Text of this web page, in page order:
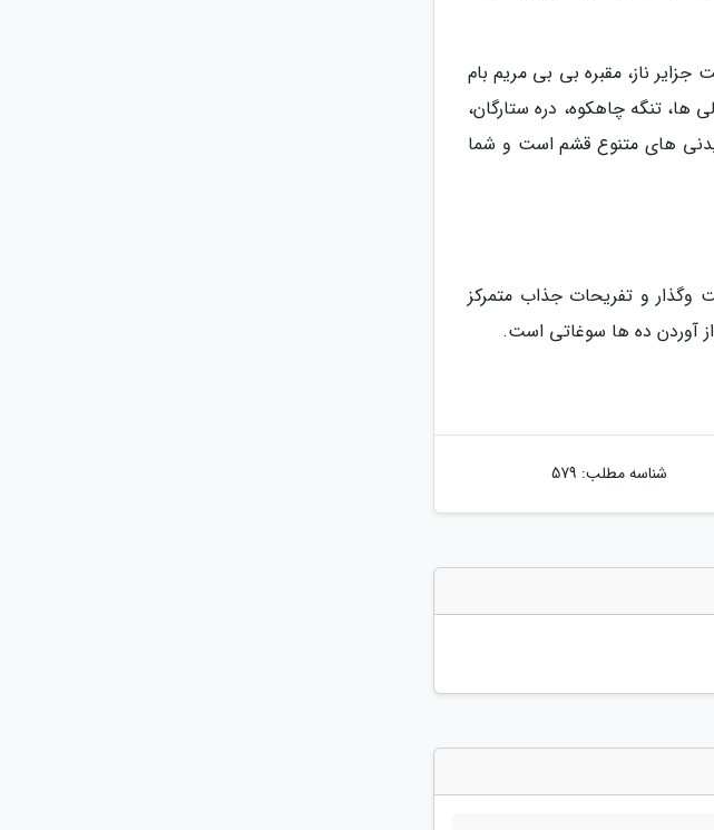
ناز، مقبره بی بی مریم بام
ها، تنگه چاهکوه، دره ستارگان،
های متنوع قشم است و شما
و تفریحات جذاب متمرکز
آوردن ده ها سوغاتی است.
شناسه مطلب: 579